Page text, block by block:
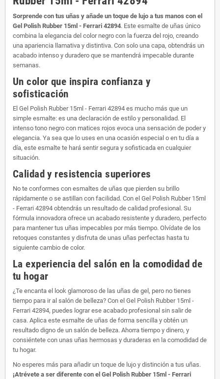
Sorprende con tus uñas y añade un toque de lujo a tus manos con el
Gel Polish Rubber 15ml - Ferrari 42894. Este esmalte de uñas único
combina la elegancia del color negro con la fuerza del rojo, creando
una apariencia llamativa y distintiva. Con solo una capa, obtendrás un
acabado intenso y duradero que se mantendrá impecable durante
semanas.
Un color que inspira confianza y
sofisticación
El Gel Polish Rubber 15ml - Ferrari 42894 es mucho más que un
simple esmalte: es una declaración de estilo y personalidad. El
intenso tono negro con matices rojos evoca una sensación de poder y
elegancia. Ya sea que lo uses en una ocasión especial o en tu día a
día, este esmalte te hará sentir segura y sofisticada en cualquier
situación.
Calidad y resistencia superiores
No te conformes con esmaltes de uñas que pierden su brillo
rápidamente o se astillan con facilidad. Con el Gel Polish Rubber 15ml
- Ferrari 42894 obtendrás un resultado de calidad profesional. Su
fórmula innovadora ofrece un acabado resistente y duradero, perfecto
para mantener tus uñas impecables por más tiempo. Olvídate de los
retoques constantes y disfruta de unas uñas perfectas hasta tu
siguiente cambio de color.
La experiencia del salón en la comodidad de
tu hogar
¿Te encanta el look glamoroso de las uñas de gel, pero no tienes
tiempo para ir al salón de belleza? Con el Gel Polish Rubber 15ml -
Ferrari 42894, puedes lograr ese acabado profesional sin salir de
casa. Aplica este esmalte de uñas de forma sencilla y obtén un
resultado digno de un salón de belleza. Ahorra tiempo y dinero, y
consiéntete con unas uñas hermosas y duraderas en la comodidad de
tu hogar.
No esperes más para añadir un toque de lujo y distinción a tus uñas.
¡Atrévete a ser diferente con el Gel Polish Rubber 15ml - Ferrari